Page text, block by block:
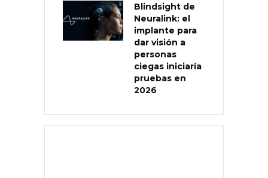
Blindsight de
Neuralink: el
implante para
dar visión a
personas
ciegas iniciaría
pruebas en
2026